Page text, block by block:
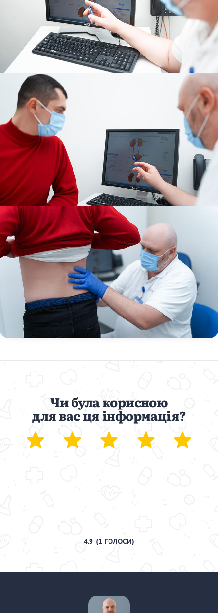
Підгострий тиреоїдит
Аутоиммунный тиреоидит
Хронічний тиреоїдит
Гіпертиреоз
Гіпотиреоз
Хвороба Іценко-Кушинга
Гіпоталамічний синдром
Гірсутизм
Кіста щитовидної залози
Метаболічний синдром
Ожиріння
Наднирковозалозна недостатність (хвороба Аддісона)
Фізіотерапія
Ультразвукова терапія
Ударно-хвильова терапія
Магнітотерапія
Лазерна терапія
Реабілітація
Реабілітація після перелому
Реабілітація після вивиху
Реабілітація після ендопротезування
Реабілітація після артроскопії
Лікувальна фізкультура
Дерматологія
Масаж
Чи була корисною
для вас ця інформація?
4.9(1ГОЛОСИ)